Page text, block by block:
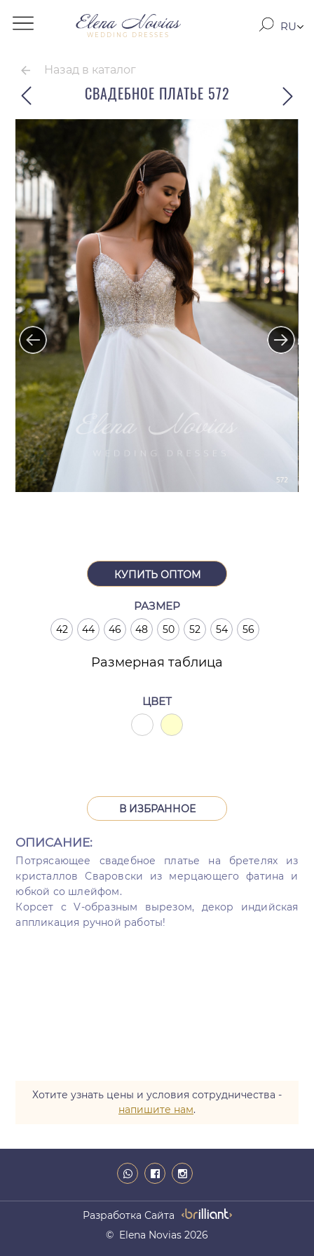
WEDDING DRESSES
RU
Назад в каталог
СВАДЕБНОЕ ПЛАТЬЕ 572
КУПИТЬ ОПТОМ
РАЗМЕР
42 44 46 48 50 52 54 56
Размерная таблица
ЦВЕТ
В ИЗБРАННОЕ
ОПИСАНИЕ:
Потрясающее свадебное платье на бретелях из
кристаллов Сваровски из мерцающего фатина и
юбкой со шлейфом.
Корсет с V-образным вырезом, декор индийская
аппликация ручной работы!
Хотите узнать цены и условия сотрудничества -
напишите нам.
Разработка Сайта
© Elena Novias 2026